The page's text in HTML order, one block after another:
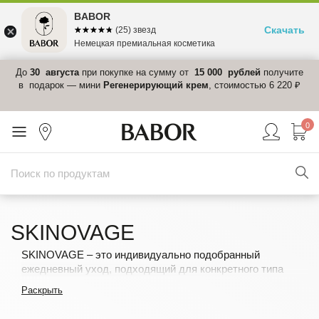
До 30 августапри покупке на сумму от 15 000 рублей получите
в подарок — мини Регенерирующий крем, стоимостью 6 220 ₽
0
SKINOVAGE
SKINOVAGE – это индивидуально подобранный
ежедневный уход, подходящий для конкретного типа
Раскрыть
BABOR
☆☆☆☆☆
★★★★★ (25) звезд
Немецкая премиальная косметика
Скачать